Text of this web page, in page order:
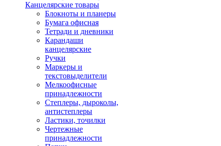
Канцелярские товары
Блокноты и планеры
Бумага офисная
Тетради и дневники
Карандаши
канцелярские
Ручки
Маркеры и
текстовыделители
Мелкоофисные
принадлежности
Степлеры, дыроколы,
антистеплеры
Ластики, точилки
Чертежные
принадлежности